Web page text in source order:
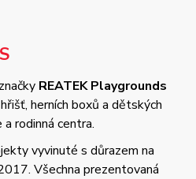
REATEK Playgrounds
herních boxů a dětských
rodinná centra.
vyvinuté s důrazem na
Všechna prezentovaná